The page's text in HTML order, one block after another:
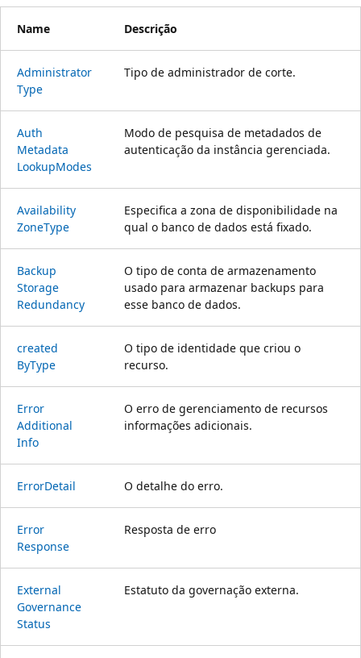
Name Descrição
Administrator
Type
Tipo de administrador de corte.
Auth
Metadata
LookupModes
Modo de pesquisa de metadados de
autenticação da instância gerenciada.
Availability
ZoneType
Especifica a zona de disponibilidade na
qual o banco de dados está fixado.
Backup
Storage
Redundancy
O tipo de conta de armazenamento
usado para armazenar backups para
esse banco de dados.
created
ByType
O tipo de identidade que criou o
recurso.
Error
Additional
Info
O erro de gerenciamento de recursos
informações adicionais.
ErrorDetail O detalhe do erro.
Error
Response
Resposta de erro
External
Governance
Status
Estatuto da governação externa.